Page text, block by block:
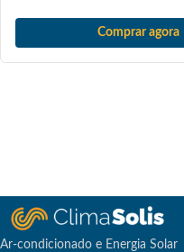
Comprar agora
Ar-condicionado e Energia Solar